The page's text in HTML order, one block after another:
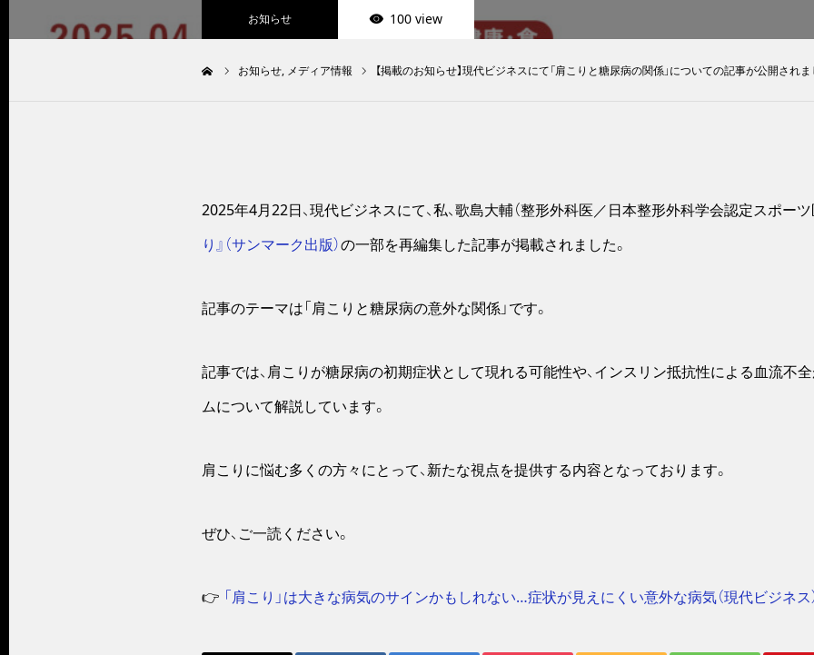
お知らせ 100 view
お知らせ メディア情報 【掲載のお知らせ】現代ビジネスにて「肩こりと糖尿病の関係」についての記事が公開され
2025年4月22日、現代ビジネスにて、私、歌島大輔（整形外科医／日本整形外科学会認定スポーツ
り』（サンマーク出版）の一部を再編集した記事が掲載されました。
記事のテーマは「肩こりと糖尿病の意外な関係」です。
記事では、肩こりが糖尿病の初期症状として現れる可能性や、インスリン抵抗性による血流不
ムについて解説しています。
肩こりに悩む多くの方々にとって、新たな視点を提供する内容となっております。
ぜひ、ご一読ください。
👉 「肩こり」は大きな病気のサインかもしれない…症状が見えにくい意外な病気（現代ビジネス